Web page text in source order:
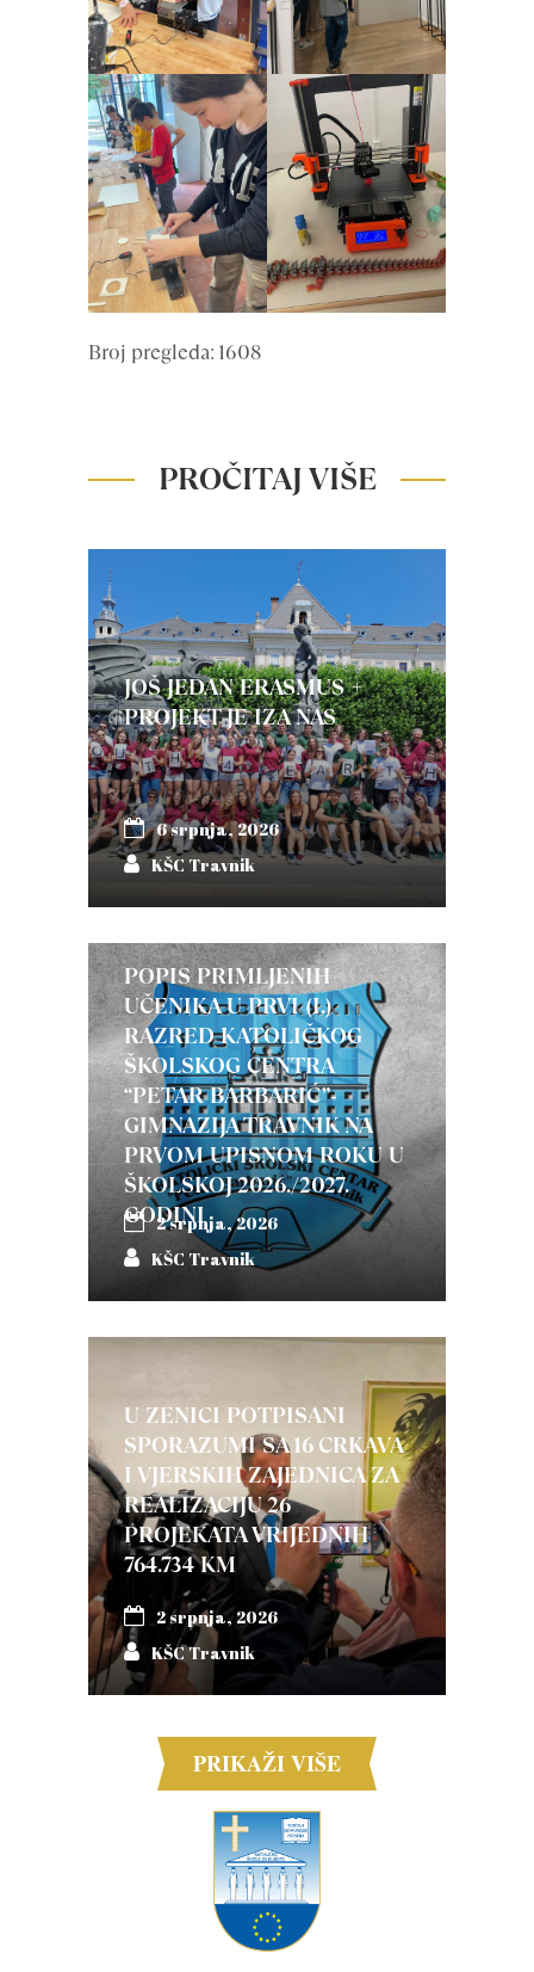
Broj pregleda: 1608
PROČITAJ VIŠE
JOŠ JEDAN ERASMUS +
PROJEKT JE IZA NAS
6 srpnja, 2026
KŠC Travnik
POPIS PRIMLJENIH
UČENIKA U PRVI (I.)
RAZRED KATOLIČKOG
ŠKOLSKOG CENTRA
“PETAR BARBARIĆ”-
GIMNAZIJA TRAVNIK NA
PRVOM UPISNOM ROKU U
ŠKOLSKOJ 2026./2027.
GODINI
2 srpnja, 2026
KŠC Travnik
U ZENICI POTPISANI
SPORAZUMI SA 16 CRKAVA
I VJERSKIH ZAJEDNICA ZA
REALIZACIJU 26
PROJEKATA VRIJEDNIH
764.734 KM
2 srpnja, 2026
KŠC Travnik
PRIKAŽI VIŠE